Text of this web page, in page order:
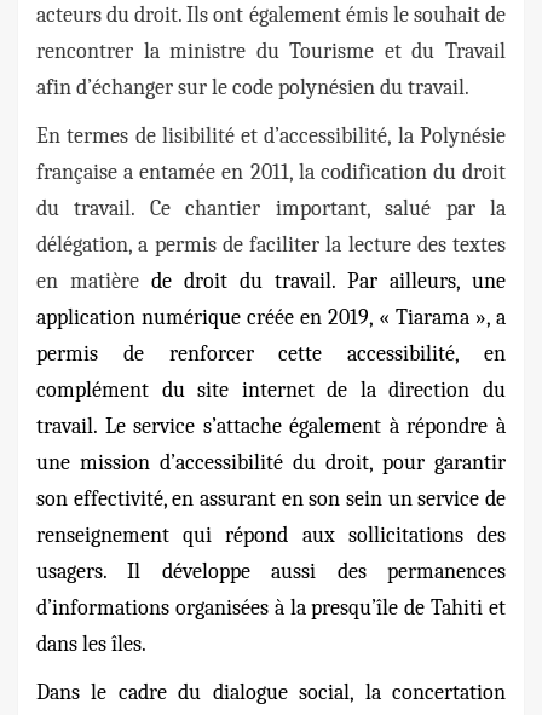
acteurs du droit. Ils ont également émis le souhait de
rencontrer la ministre du Tourisme et du Travail
afin d’échanger sur le code polynésien du travail.
En termes de lisibilité et d’accessibilité, la Polynésie
française a entamée en 2011, la codification du droit
du travail. Ce chantier important, salué par la
délégation, a permis de faciliter la lecture des textes
en matière de droit du travail. Par ailleurs, une
application numérique créée en 2019, « Tiarama », a
permis de renforcer cette accessibilité, en
complément du site internet de la direction du
travail. Le service s’attache également à répondre à
une mission d’accessibilité du droit, pour garantir
son effectivité, en assurant en son sein un service de
renseignement qui répond aux sollicitations des
usagers. Il développe aussi des permanences
d’informations organisées à la presqu’île de Tahiti et
dans les îles.
Dans le cadre du dialogue social, la concertation